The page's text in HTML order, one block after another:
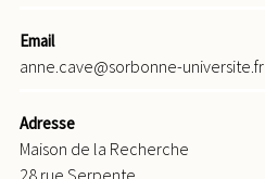
Email
anne.cave@sorbonne-universite.fr
Adresse
Maison de la Recherche